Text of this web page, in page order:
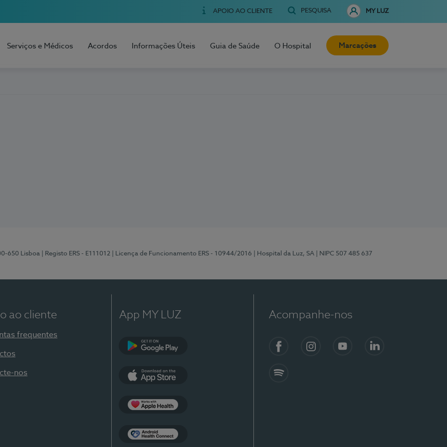
APOIO AO CLIENTE PESQUISA MY LUZ
Serviços e Médicos Acordos Informações Úteis Guia de Saúde O Hospital Marcações
650 Lisboa | Registo ERS - E111012 | Licença de Funcionamento ERS - 10944/2016 | Hospital da Luz, SA | NIPC 507 485 637
ao cliente
frequentes
nos
App MY LUZ Acompanhe-nos